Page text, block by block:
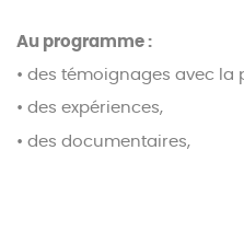
Au programme :
• des témoignages avec la
• des expériences,
• des documentaires,